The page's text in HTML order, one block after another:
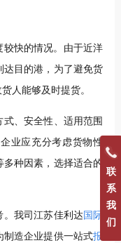
快的情况。由于近洋
达目的港，为了避免货
人能够及时提货。
、安全性、适用范围
业应充分考虑货物性
种因素，选择适合的
我司江苏佳利达 国际
制造企业提供一站式报
联
系
我
们